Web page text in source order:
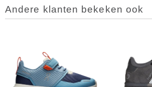
Andere klanten bekeken ook